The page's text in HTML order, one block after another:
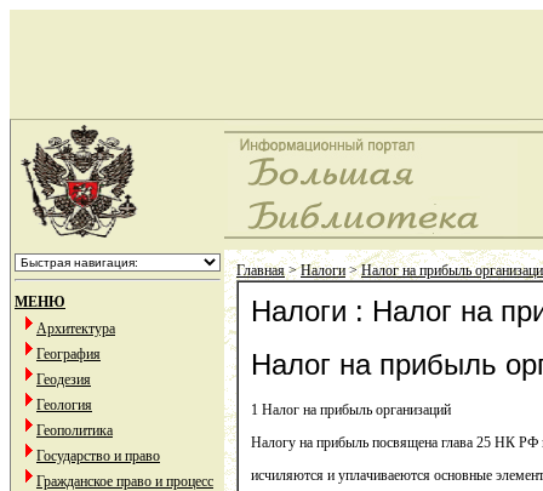
МЕНЮ
Архитектура
География
Геодезия
Геология
Геополитика
Государство и право
Гражданское право и процесс
Главная>Налоги>Налог на прибыль
Налоги : Налог на
Налог на прибыль
1 Налог на прибыль организаций
Налогу на прибыль посвящена глава 25 НК РФ
исчиляются и уплачиваеются основные